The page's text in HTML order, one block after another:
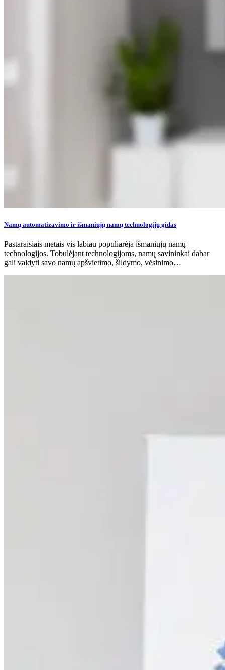
Namų automatizavimo ir išmaniųjų namų technologijų gidas
Pastaraisiais metais vis labiau populiarėja išmaniųjų namų
technologijos. Tobulėjant technologijoms, namų savininkai dabar
gali valdyti savo namų apšvietimo, šildymo, vėsinimo…